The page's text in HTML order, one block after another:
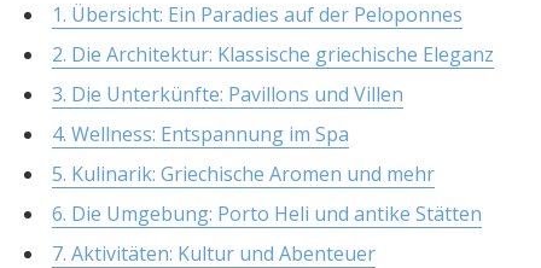
1. Übersicht: Ein Paradies auf der Peloponnes
2. Die Architektur: Klassische griechische Eleganz
3. Die Unterkünfte: Pavillons und Villen
4. Wellness: Entspannung im Spa
5. Kulinarik: Griechische Aromen und mehr
6. Die Umgebung: Porto Heli und antike Stätten
7. Aktivitäten: Kultur und Abenteuer